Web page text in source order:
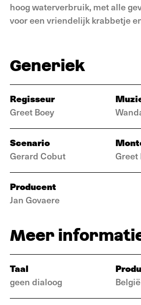
hoog waterverbruik, met alle
voor een vriendelijk krabbetje
Generiek
Regisseur
Greet Boey
Scenario
Gerard Cobut Greet
Producent
Jan Govaere
Meer
Taal
geen dialoog België